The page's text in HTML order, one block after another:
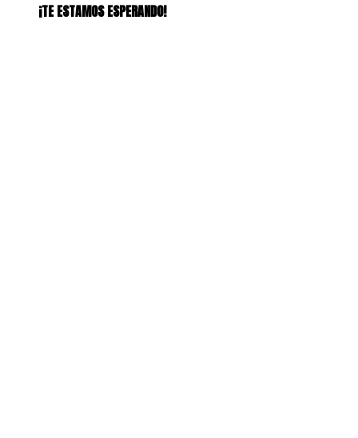
¡TE ESTAMOS ESPERANDO!